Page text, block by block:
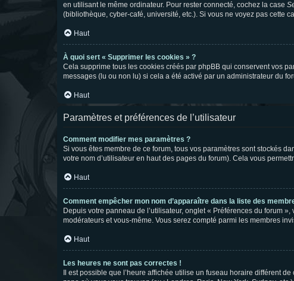
en utilisant le même ordinateur. Pour rester connecté, cochez la case
(bibliothèque, cyber-café, université, etc.). Si vous ne voyez pas cette
Haut
À quoi sert « Supprimer les cookies » ?
Cela supprime tous les cookies créés par phpBB qui conservent vos
messages (lu ou non lu) si cela a été activé par un administrateur du
Haut
Paramètres et préférences de l’utilisateur
Comment modifier mes paramètres ?
Si vous êtes membre de ce forum, tous vos paramètres sont stockés
votre nom d’utilisateur en haut des pages du forum). Cela vous
Haut
Comment empêcher mon nom d’apparaître dans la liste des
Depuis votre panneau de l’utilisateur, onglet « Préférences du forum »,
modérateurs et vous-même. Vous serez compté parmi les membres
Haut
Les heures ne sont pas correctes !
Il est possible que l’heure affichée utilise un fuseau horaire différent